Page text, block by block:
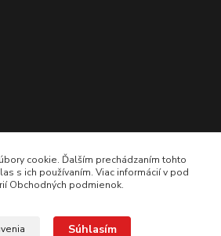
212 007
hod
cookie. Ďalším prechádzaním tohto
s ich používaním. Viac informácií v pod
Obchodných podmienok.
Súhlasím